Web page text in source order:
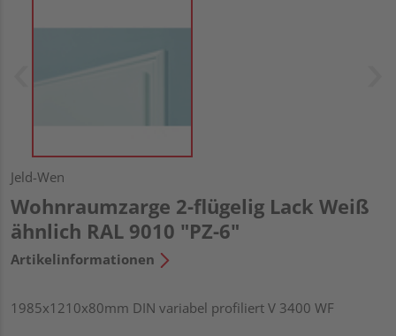
Jeld-Wen
Wohnraumzarge 2-flügelig Lack Weiß
ähnlich RAL 9010 "PZ-6"
Artikelinformationen
1985x1210x80mm DIN variabel profiliert V 3400 WF